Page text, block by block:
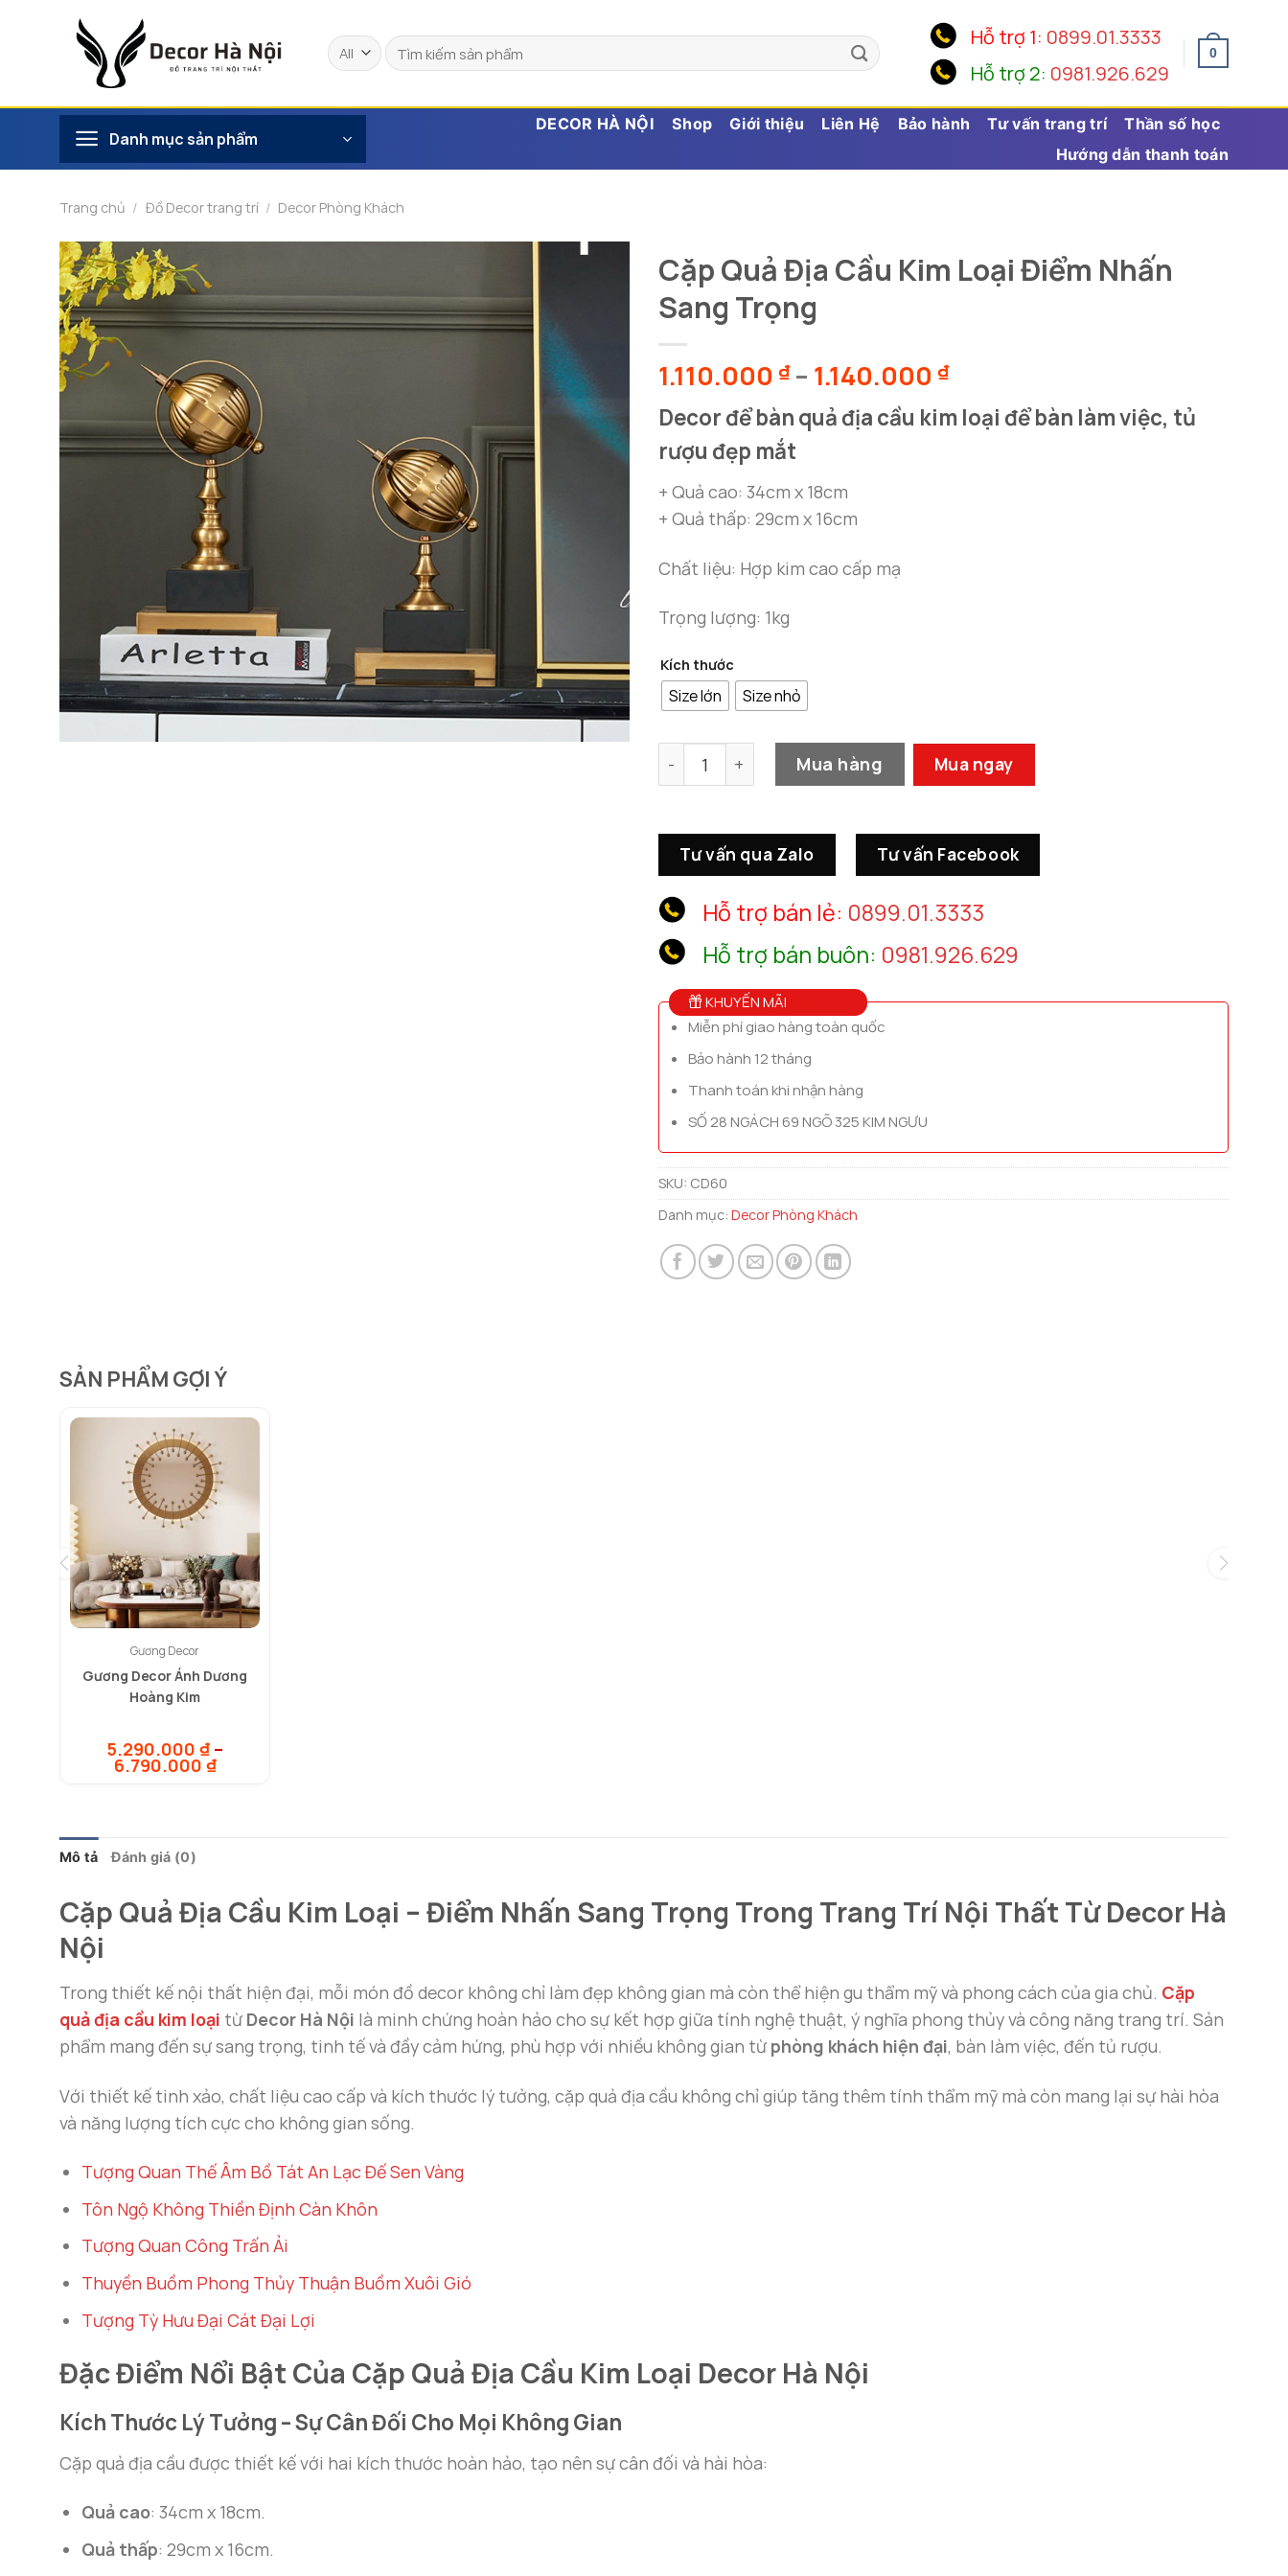
Tìm
kiếm:
Hỗ trợ 1: 0899.01.3333
Hỗ trợ 2: 0981.926.629
0
Danh mục sản phẩm
DECOR HÀ NỘI Shop Giới thiệu Liên Hệ Bảo hành Tư vấn trang trí
Thần số học
Hướng dẫn thanh toán
Trang chủ / Đồ Decor trang trí / Decor Phòng Khách
Cặp Quả Địa Cầu Kim Loại Điểm Nhấn
Sang Trọng
1.110.000 ₫ – 1.140.000 ₫Khoảng
từ
Decor để bàn quả địa cầu kim loại để bàn làm việc, tủ
rượu đẹp mắt
+ Quả cao: 34cm x 18cm
+ Quả thấp: 29cm x 16cm
Chất liệu: Hợp kim cao cấp mạ
Trọng lượng: 1kg
Kích thước
Size lớn Size nhỏ
Cặp Quả Địa Cầu Kim Loại Điểm Nhấn Sang Trọng số lượng
Mua hàng Mua ngay
Tư vấn qua Zalo Tư vấn Facebook
Hỗ trợ bán lẻ: 0899.01.3333
Hỗ trợ bán buôn: 0981.926.629
KHUYẾN MÃI
Miễn phí giao hàng toàn quốc
Bảo hành 12 tháng
Thanh toán khi nhận hàng
SỐ 28 NGÁCH 69 NGÕ 325 KIM NGƯU
SKU: CD60
Danh mục: Decor Phòng Khách
SẢN PHẨM GỢI Ý
Gương Decor
Gương Decor Ánh Dương
Hoàng Kim
5.290.000 ₫ –
6.790.000 ₫Khoảng
Mô tả Đánh giá (0)
Cặp Quả Địa Cầu Kim Loại – Điểm Nhấn Sang Trọng Trong Trang Trí Nội Thất Từ Decor Hà
Nội
Trong thiết kế nội thất hiện đại, mỗi món đồ decor không chỉ làm đẹp không gian mà còn thể hiện gu thẩm mỹ và phong cách của gia chủ. Cặp
quả địa cầu kim loại từ Decor Hà Nội là minh chứng hoàn hảo cho sự kết hợp giữa tính nghệ thuật, ý nghĩa phong thủy và công năng trang trí. Sản
phẩm mang đến sự sang trọng, tinh tế và đầy cảm hứng, phù hợp với nhiều không gian từ phòng khách hiện đại, bàn làm việc, đến tủ rượu.
Với thiết kế tinh xảo, chất liệu cao cấp và kích thước lý tưởng, cặp quả địa cầu không chỉ giúp tăng thêm tính thẩm mỹ mà còn mang lại sự hài hòa
và năng lượng tích cực cho không gian sống.
Tượng Quan Thế Âm Bồ Tát An Lạc Đế Sen Vàng
Tôn Ngộ Không Thiền Định Càn Khôn
Tượng Quan Công Trấn Ải
Thuyền Buồm Phong Thủy Thuận Buồm Xuôi Gió
Tượng Tỳ Hưu Đại Cát Đại Lợi
Đặc Điểm Nổi Bật Của Cặp Quả Địa Cầu Kim Loại Decor Hà Nội
Kích Thước Lý Tưởng – Sự Cân Đối Cho Mọi Không Gian
Cặp quả địa cầu được thiết kế với hai kích thước hoàn hảo, tạo nên sự cân đối và hài hòa:
Quả cao: 34cm x 18cm.
Quả thấp: 29cm x 16cm.